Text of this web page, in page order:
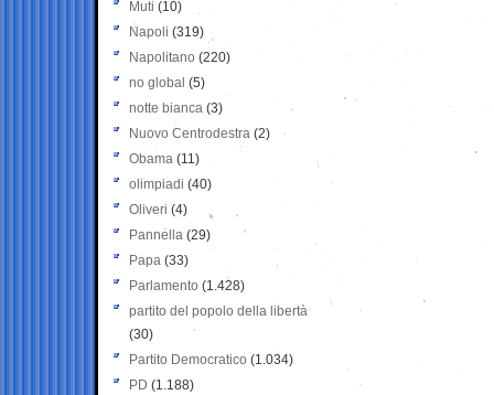
Muti (10)
Napoli (319)
Napolitano (220)
no global (5)
notte bianca (3)
Nuovo Centrodestra (2)
Obama (11)
olimpiadi (40)
Oliveri (4)
Pannella (29)
Papa (33)
Parlamento (1.428)
partito del popolo della libertà
(30)
Partito Democratico (1.034)
PD (1.188)